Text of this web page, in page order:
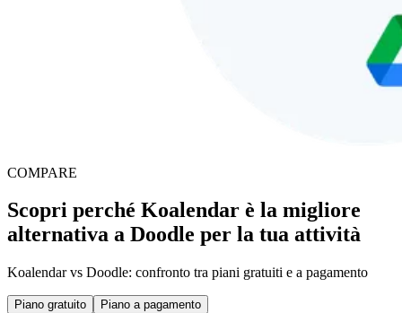
COMPARE
Scopri perché Koalendar è la migliore
alternativa a Doodle per la tua attività
Koalendar vs Doodle: confronto tra piani gratuiti e a pagamento
Piano gratuito Piano a pagamento